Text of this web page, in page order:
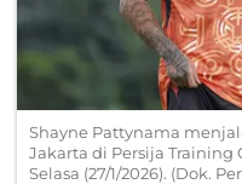
Shayne Pattynama
Jakarta di Persija Training
Selasa (27/1/2026). (Dok.